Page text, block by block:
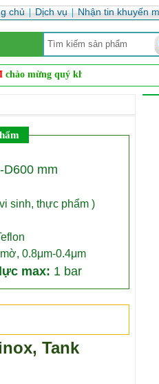
chủ Dịch vụ Nhận tin khuyến
mừng quý kháchVanvnc.com là
mm
sinh, thực phẩm )
0.8μm-0.4μm
max: 1 bar
Tank